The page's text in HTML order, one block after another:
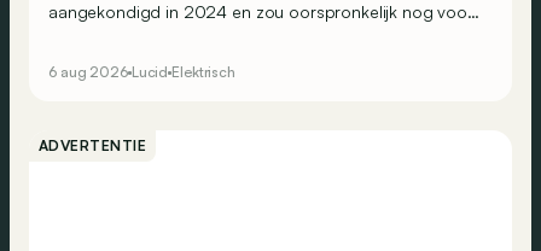
aangekondigd in 2024 en zou oorspronkelijk nog voor
6 aug 2026 Lucid Elektrisch
ADVERTENTIE